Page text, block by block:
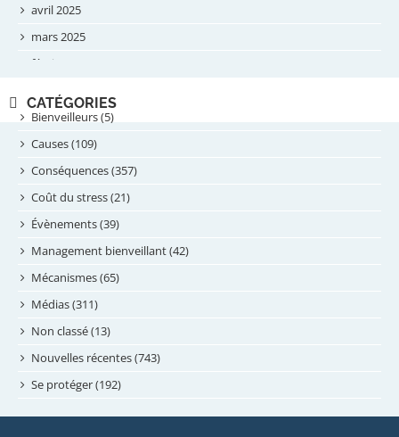
avril 2025
mars 2025
février 2025
septembre 2024
août 2024
juillet 2024
juin 2024
mai 2024
avril 2024
février 2024
janvier 2024
novembre 2023
octobre 2023
septembre 2023
CATÉGORIES
Bienveilleurs (5)
Causes (109)
Conséquences (357)
Coût du stress (21)
Évènements (39)
Management bienveillant (42)
Mécanismes (65)
Médias (311)
Non classé (13)
Nouvelles récentes (743)
Se protéger (192)